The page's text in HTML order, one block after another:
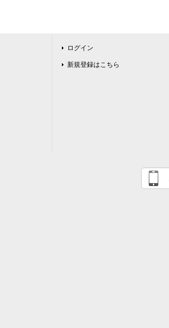
ログイン
新規登録はこちら